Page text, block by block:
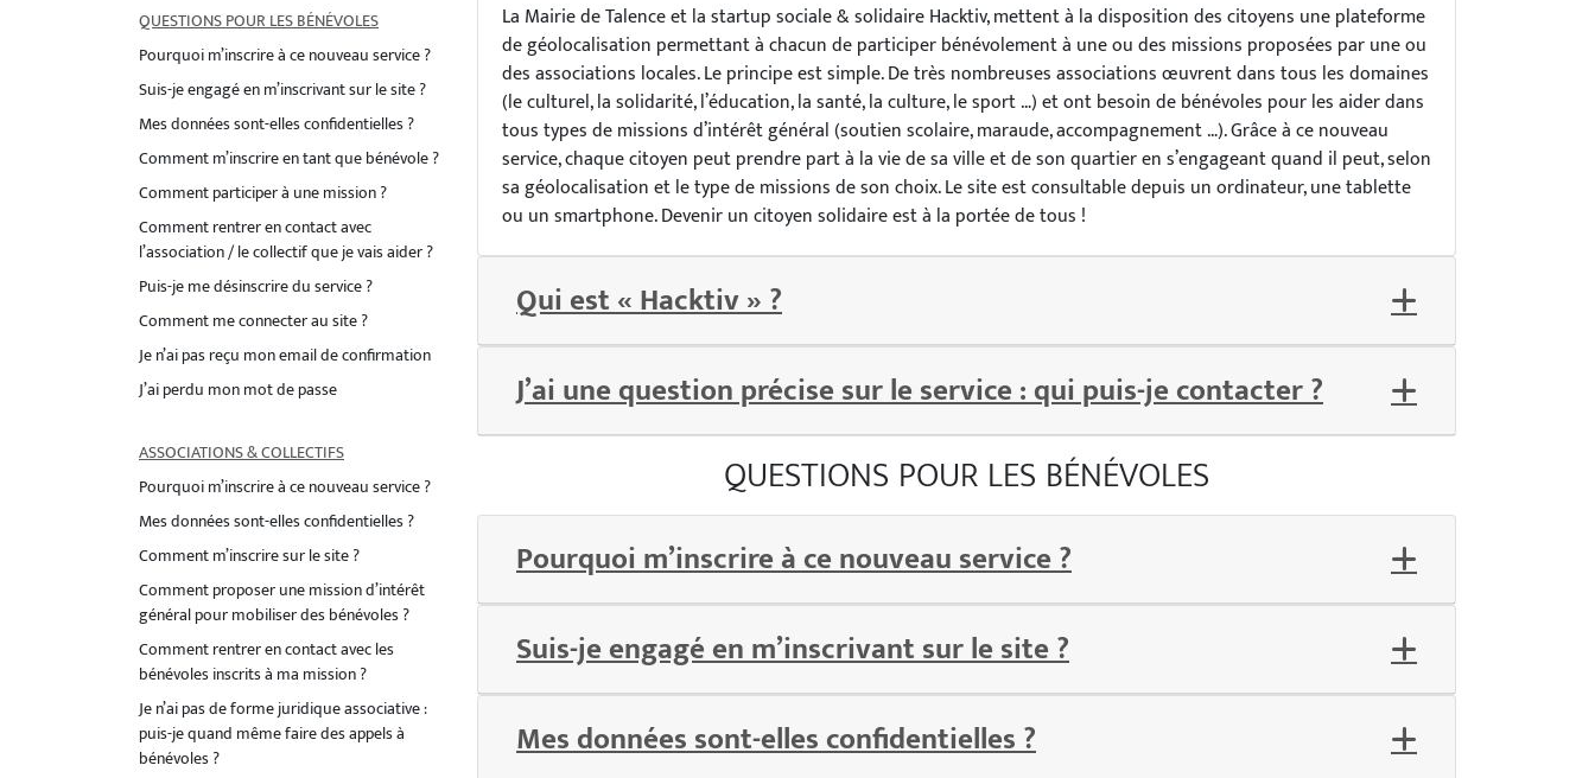
QUESTIONS POUR LES BÉNÉVOLES
Pourquoi m’inscrire à ce nouveau service ?
Suis-je engagé en m’inscrivant sur le site ?
Mes données sont-elles confidentielles ?
Comment m’inscrire en tant que bénévole ?
Comment participer à une mission ?
Comment rentrer en contact avec
l’association / le collectif que je vais aider ?
Puis-je me désinscrire du service ?
Comment me connecter au site ?
Je n’ai pas reçu mon email de confirmation
J’ai perdu mon mot de passe
ASSOCIATIONS & COLLECTIFS
Pourquoi m’inscrire à ce nouveau service ?
Mes données sont-elles confidentielles ?
Comment m’inscrire sur le site ?
Comment proposer une mission d’intérêt
général pour mobiliser des bénévoles ?
Comment rentrer en contact avec les
bénévoles inscrits à ma mission ?
Je n’ai pas de forme juridique associative :
puis-je quand même faire des appels à
bénévoles ?
La Mairie de Talence et la startup sociale & solidaire Hacktiv, mettent à la disposition des citoyens une plateforme
de géolocalisation permettant à chacun de participer bénévolement à une ou des missions proposées par une ou
des associations locales. Le principe est simple. De très nombreuses associations œuvrent dans tous les domaines
(le culturel, la solidarité, l’éducation, la santé, la culture, le sport …) et ont besoin de bénévoles pour les aider dans
tous types de missions d’intérêt général (soutien scolaire, maraude, accompagnement …). Grâce à ce nouveau
service, chaque citoyen peut prendre part à la vie de sa ville et de son quartier en s’engageant quand il peut, selon
sa géolocalisation et le type de missions de son choix. Le site est consultable depuis un ordinateur, une tablette
ou un smartphone. Devenir un citoyen solidaire est à la portée de tous !
Qui est « Hacktiv » ?
J’ai une question précise sur le service : qui puis-je contacter ?
QUESTIONS POUR LES BÉNÉVOLES
Pourquoi m’inscrire à ce nouveau service ?
Suis-je engagé en m’inscrivant sur le site ?
Mes données sont-elles confidentielles ?